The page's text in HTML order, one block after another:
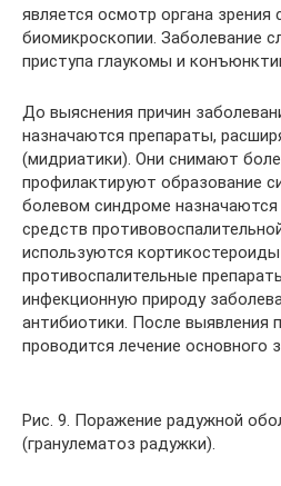
является осмотр органа
биомикроскопии. Заболевание
приступа глаукомы и
До выяснения причин
назначаются препараты,
(мидриатики). Они снимают
профилактируют образование
болевом синдроме назначаются
средств
используются
противоспалительные
инфекционную природу
антибиотики. После выявления
проводится лечение основного
Рис. 9. Поражение радужной
(гранулематоз радужки).